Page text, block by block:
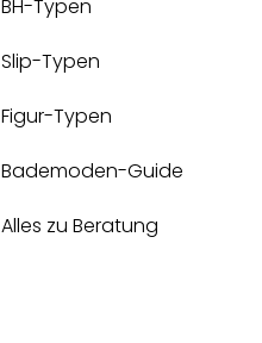
BH-Typen
Slip-Typen
Figur-Typen
Bademoden-Guide
Alles zu Beratung